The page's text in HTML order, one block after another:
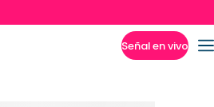
Señal en vivo